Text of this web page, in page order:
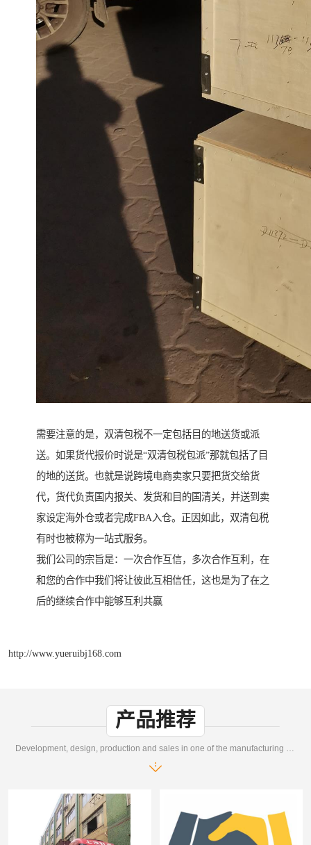
需要注意的是，双清包税不一定包括目的地送货或派
送。如果货代报价时说是“双清包税包派”那就包括了目
的地的送货。也就是说跨境电商卖家只要把货交给货
代，货代负责国内报关、发货和目的国清关，并送到卖
家设定海外仓或者完成FBA入仓。正因如此，双清包税
有时也被称为一站式服务。
我们公司的宗旨是：一次合作互信，多次合作互利，在
和您的合作中我们将让彼此互相信任，这也是为了在之
后的继续合作中能够互利共赢
http://www.yueruibj168.com
产品推荐
Development, design, production and sales in one of the manufacturing enterprises